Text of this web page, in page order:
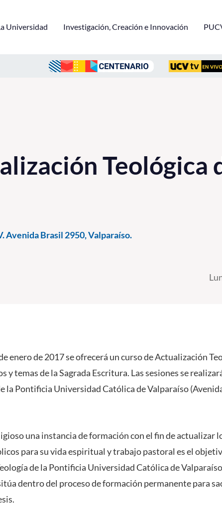
Universidad Investigación, Creación e Innovación
Teológica
Avenida Brasil 2950, Valparaíso.
enero de 2017 se ofrecerá un curso de Actualización
y temas de la Sagrada Escritura. Las sesiones se
la Pontificia Universidad Católica de Valparaíso
una instancia de formación con el fin de actualizar
para su vida espiritual y trabajo pastoral es el
de la Pontificia Universidad Católica de
dentro del proceso de formación permanente para